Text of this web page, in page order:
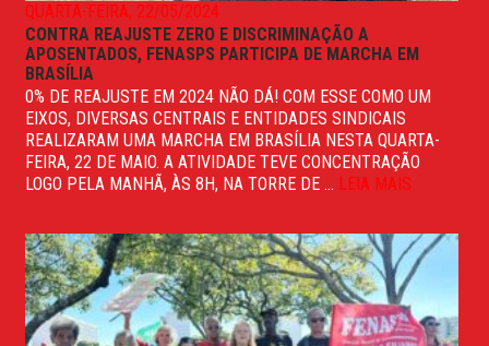
QUARTA-FEIRA, 22/05/2024
CONTRA REAJUSTE ZERO E DISCRIMINAÇÃO A
APOSENTADOS, FENASPS PARTICIPA DE MARCHA EM
BRASÍLIA
0% DE REAJUSTE EM 2024 NÃO DÁ! COM ESSE COMO UM
EIXOS, DIVERSAS CENTRAIS E ENTIDADES SINDICAIS
REALIZARAM UMA MARCHA EM BRASÍLIA NESTA QUARTA-
FEIRA, 22 DE MAIO. A ATIVIDADE TEVE CONCENTRAÇÃO
LOGO PELA MANHÃ, ÀS 8H, NA TORRE DE ... LEIA MAIS